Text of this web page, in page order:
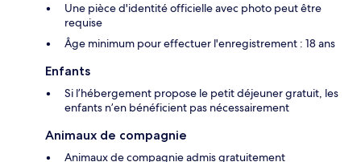
Une pièce d'identité officielle avec photo peut être
requise
Âge minimum pour effectuer l'enregistrement : 18 ans
Enfants
Si l’hébergement propose le petit déjeuner gratuit, les
enfants n’en bénéficient pas nécessairement
Animaux de compagnie
Animaux de compagnie admis gratuitement